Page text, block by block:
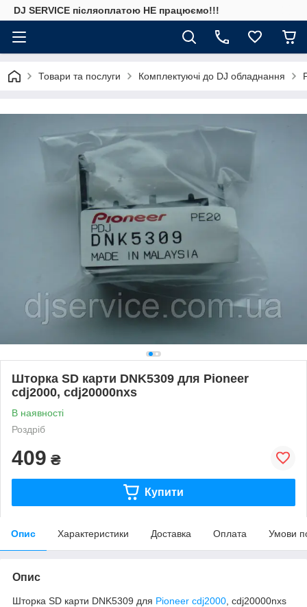
DJ SERVICE пiсляоплатою НЕ працюємо!!!
Товари та послуги Комплектуючі до DJ обладнання
Шторка SD карти DNK5309 для Pioneer
cdj2000, cdj20000nxs
В наявності
Роздріб
409 ₴
Купити
Опис Характеристики Доставка Оплата Умови
Опис
Шторка SD карти DNK5309 для Pioneer cdj2000 , cdj20000nxs